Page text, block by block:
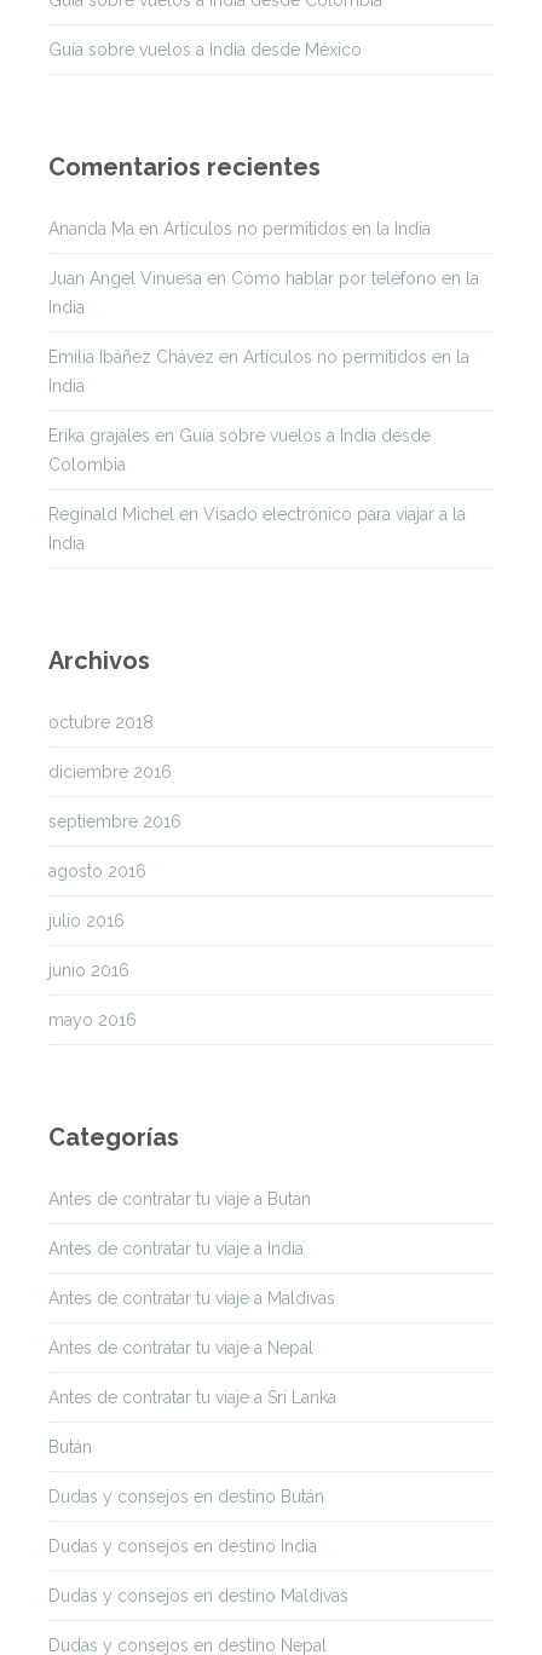
Guía sobre vuelos a India desde México
Comentarios recientes
Ananda Ma en Artículos no permitidos en la India
Juan Angel Vinuesa en Cómo hablar por teléfono en la
India
Emilia Ibáñez Chávez en Artículos no permitidos en la
India
Erika grajales en Guía sobre vuelos a India desde
Colombia
Reginald Michel en Visado electrónico para viajar a la
India
Archivos
octubre 2018
diciembre 2016
septiembre 2016
agosto 2016
julio 2016
junio 2016
mayo 2016
Categorías
Antes de contratar tu viaje a Bután
Antes de contratar tu viaje a India
Antes de contratar tu viaje a Maldivas
Antes de contratar tu viaje a Nepal
Antes de contratar tu viaje a Sri Lanka
Bután
Dudas y consejos en destino Bután
Dudas y consejos en destino India
Dudas y consejos en destino Maldivas
Dudas y consejos en destino Nepal